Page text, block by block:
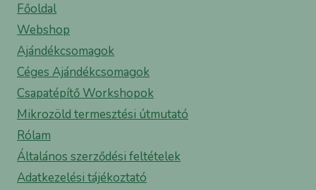
Főoldal
Webshop
Ajándékcsomagok
Céges Ajándékcsomagok
Csapatépítő Workshopok
Mikrozöld termesztési útmutató
Rólam
Általános szerződési feltételek
Adatkezelési tájékoztató